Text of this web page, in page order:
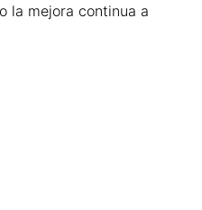
la mejora continua a